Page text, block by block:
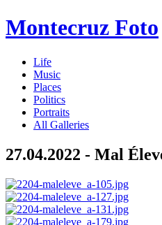
Montecruz Foto
Life
Music
Places
Politics
Portraits
All Galleries
27.04.2022 - Mal